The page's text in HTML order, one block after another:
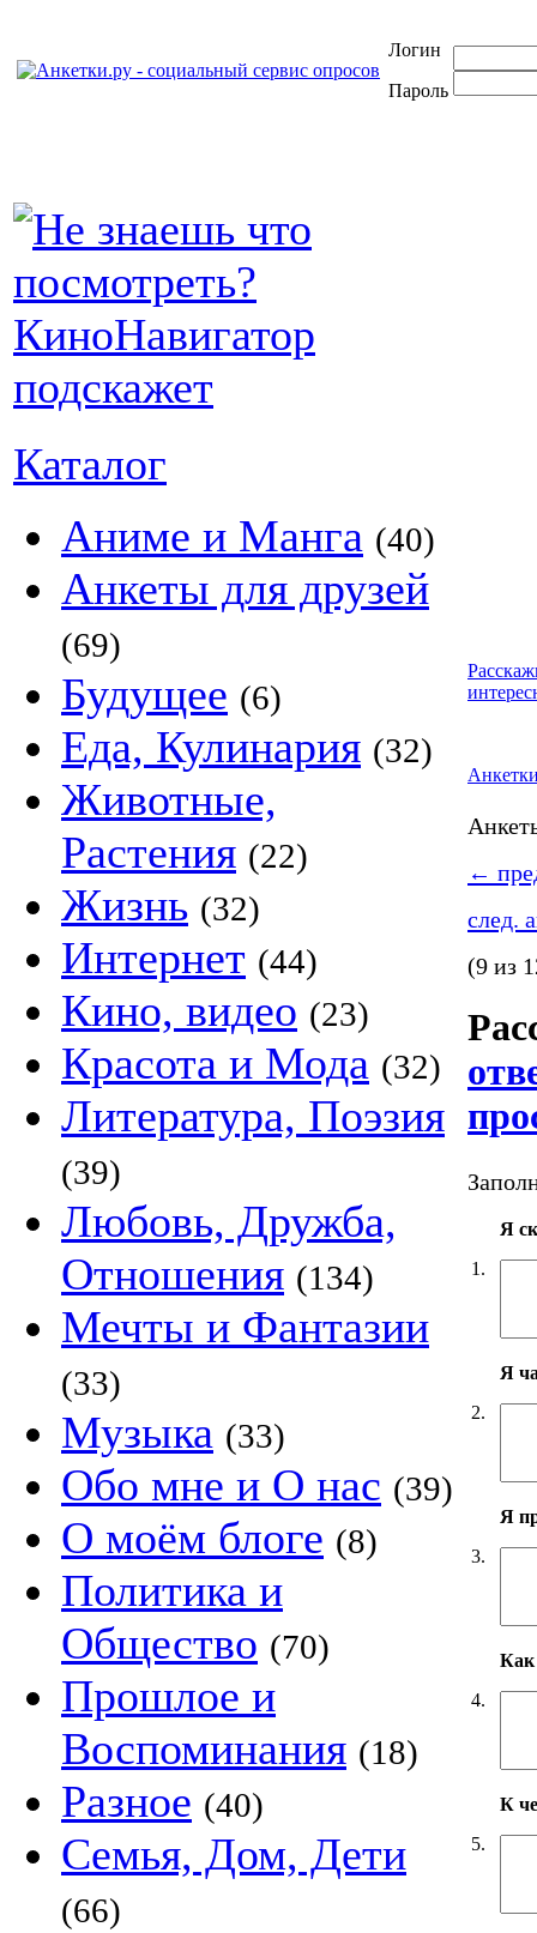
Логин
Пароль
Каталог
Аниме и Манга (40)
Анкеты для друзей
(69)
Будущее (6)
Еда, Кулинария (32)
Животные,
Растения (22)
Жизнь (32)
Интернет (44)
Кино, видео (23)
Красота и Мода (32)
Литература, Поэзия
(39)
Любовь, Дружба,
Отношения (134)
Мечты и Фантазии
(33)
Музыка (33)
Обо мне и О нас (39)
О моём блоге (8)
Политика и
Общество (70)
Прошлое и
Воспоминания (18)
Разное (40)
Семья, Дом, Дети
(66)
←
след.
(9 из
1.
Я
2.
Я
3.
Я
4.
Как
5.
К